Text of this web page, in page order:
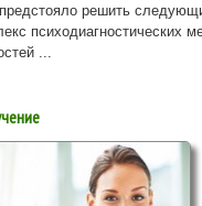
решить
психодиагностических
...